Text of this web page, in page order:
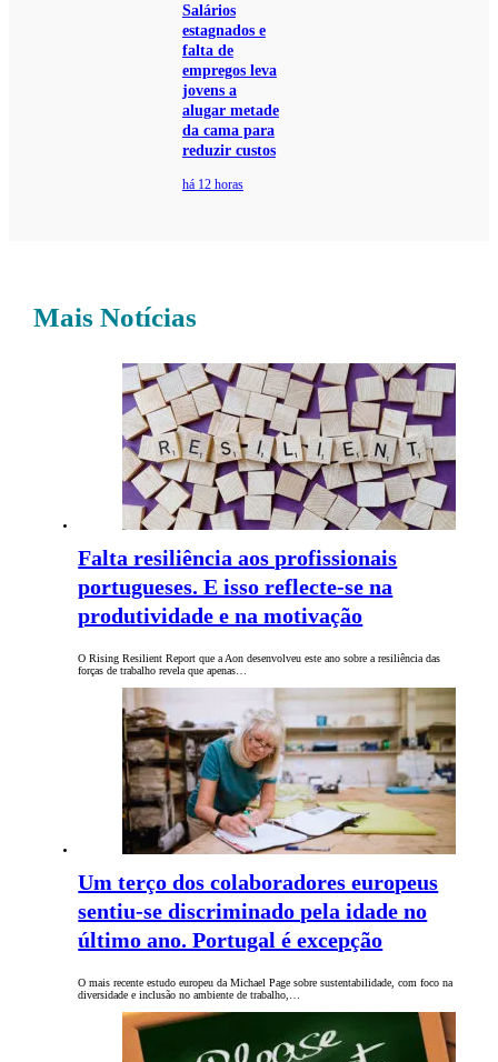
Salários
estagnados e
falta de
empregos leva
jovens a
alugar metade
da cama para
reduzir custos
há 12 horas
Mais Notícias
Falta resiliência aos profissionais
portugueses. E isso reflecte-se na
produtividade e na motivação
O Rising Resilient Report que a Aon desenvolveu este ano sobre a resiliência das
forças de trabalho revela que apenas…
Um terço dos colaboradores europeus
sentiu-se discriminado pela idade no
último ano. Portugal é excepção
O mais recente estudo europeu da Michael Page sobre sustentabilidade, com foco na
diversidade e inclusão no ambiente de trabalho,…